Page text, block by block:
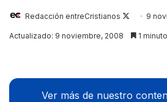
Redacción entreCristianos
Follow
on
9
Actualizado: 9 noviembre, 2008 1
Ver más de nuestro